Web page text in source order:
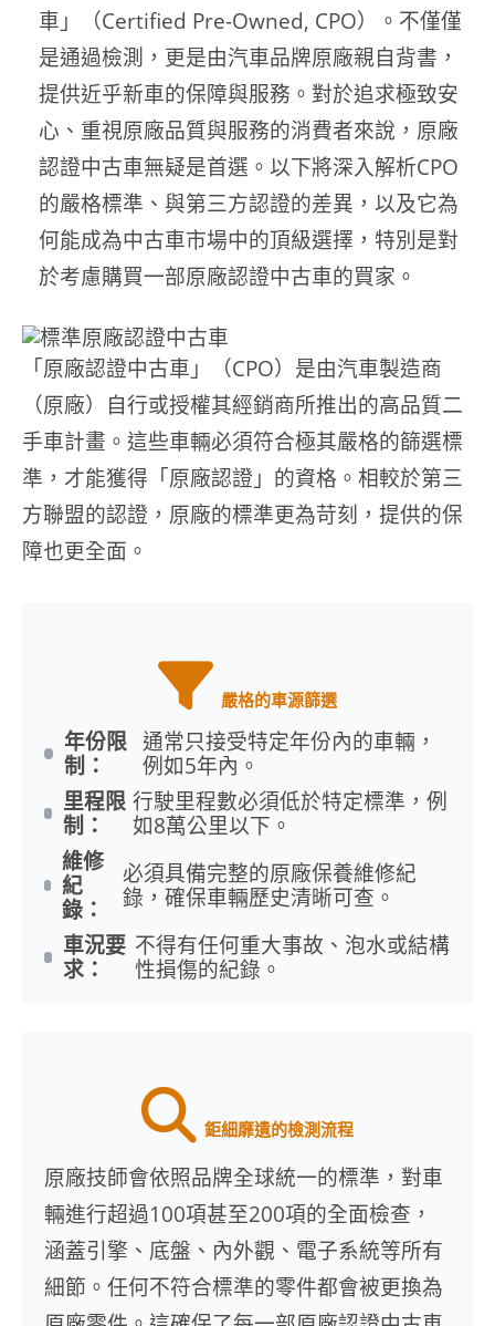
車」（Certified Pre-Owned, CPO）。不僅僅
是通過檢測，更是由汽車品牌原廠親自背書，
提供近乎新車的保障與服務。對於追求極致安
心、重視原廠品質與服務的消費者來說，原廠
認證中古車無疑是首選。以下將深入解析CPO
的嚴格標準、與第三方認證的差異，以及它為
何能成為中古車市場中的頂級選擇，特別是對
於考慮購買一部原廠認證中古車的買家。
「原廠認證中古車」（CPO）是由汽車製造商
（原廠）自行或授權其經銷商所推出的高品質二
手車計畫。這些車輛必須符合極其嚴格的篩選標
準，才能獲得「原廠認證」的資格。相較於第三
方聯盟的認證，原廠的標準更為苛刻，提供的保
障也更全面。
嚴格的車源篩選
年份限
制：
通常只接受特定年份內的車輛，
例如5年內。
里程限
制：
行駛里程數必須低於特定標準，例
如8萬公里以下。
維修
紀
錄：
必須具備完整的原廠保養維修紀
錄，確保車輛歷史清晰可查。
車況要
求：
不得有任何重大事故、泡水或結構
性損傷的紀錄。
鉅細靡遺的檢測流程
原廠技師會依照品牌全球統一的標準，對車
輛進行超過100項甚至200項的全面檢查，
涵蓋引擎、底盤、內外觀、電子系統等所有
細節。任何不符合標準的零件都會被更換為